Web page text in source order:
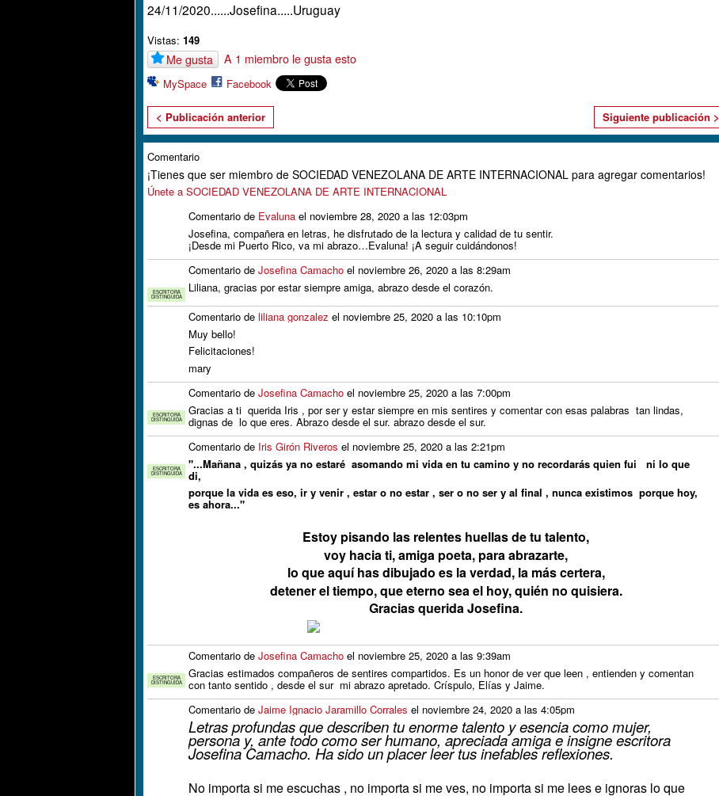
24/11/2020......Josefina.....Uruguay
Vistas: 149
Me gusta A 1 miembro le gusta esto
MySpace Facebook
< Publicación anterior Siguiente publicación >
Comentario
¡Tienes que ser miembro de SOCIEDAD VENEZOLANA DE ARTE INTERNACIONAL para agregar comentarios!
Únete a SOCIEDAD VENEZOLANA DE ARTE INTERNACIONAL
Comentario de Evaluna el noviembre 28, 2020 a las 12:03pm
Josefina, compañera en letras, he disfrutado de la lectura y calidad de tu sentir.
¡Desde mi Puerto Rico, va mi abrazo…Evaluna! ¡A seguir cuidándonos!
ESCRITORA
DISTINGUIDA
Comentario de Josefina Camacho el noviembre 26, 2020 a las 8:29am
Liliana, gracias por estar siempre amiga, abrazo desde el corazón.
Comentario de liliana gonzalez el noviembre 25, 2020 a las 10:10pm
Muy bello!
Felicitaciones!
mary
ESCRITORA
DISTINGUIDA
Comentario de Josefina Camacho el noviembre 25, 2020 a las 7:00pm
Gracias a ti querida Iris , por ser y estar siempre en mis sentires y comentar con esas palabras tan lindas,
dignas de lo que eres. Abrazo desde el sur. abrazo desde el sur.
ESCRITORA
DISTINGUIDA
Comentario de Iris Girón Riveros el noviembre 25, 2020 a las 2:21pm
"...Mañana , quizás ya no estaré asomando mi vida en tu camino y no recordarás quien fui ni lo que
di,
porque la vida es eso, ir y venir , estar o no estar , ser o no ser y al final , nunca existimos porque hoy,
es ahora..."
Estoy pisando las relentes huellas de tu talento,
voy hacia ti, amiga poeta, para abrazarte,
lo que aquí has dibujado es la verdad, la más certera,
detener el tiempo, que eterno sea el hoy, quién no quisiera.
Gracias querida Josefina.
ESCRITORA
DISTINGUIDA
Comentario de Josefina Camacho el noviembre 25, 2020 a las 9:39am
Gracias estimados compañeros de sentires compartidos. Es un honor de ver que leen , entienden y comentan
con tanto sentido , desde el sur mi abrazo apretado. Críspulo, Elías y Jaime.
Comentario de Jaime Ignacio Jaramillo Corrales el noviembre 24, 2020 a las 4:05pm
Letras profundas que describen tu enorme talento y esencia como mujer,
persona y, ante todo como ser humano, apreciada amiga e insigne escritora
Josefina Camacho. Ha sido un placer leer tus inefables reflexiones.
No importa si me escuchas , no importa si me ves, no importa si me lees e ignoras lo que